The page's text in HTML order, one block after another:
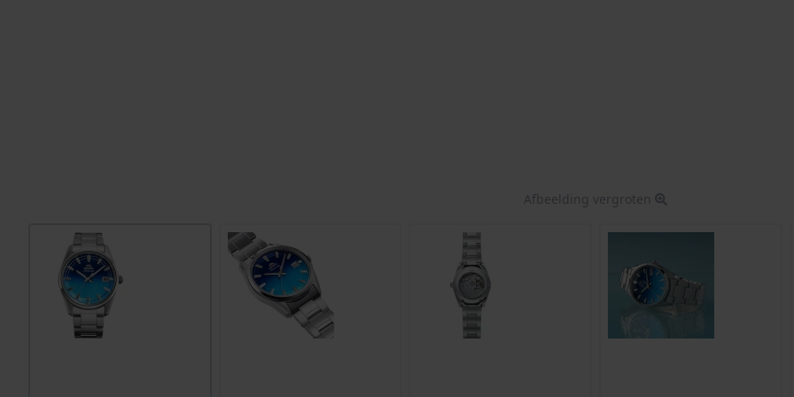
Afbeelding vergroten